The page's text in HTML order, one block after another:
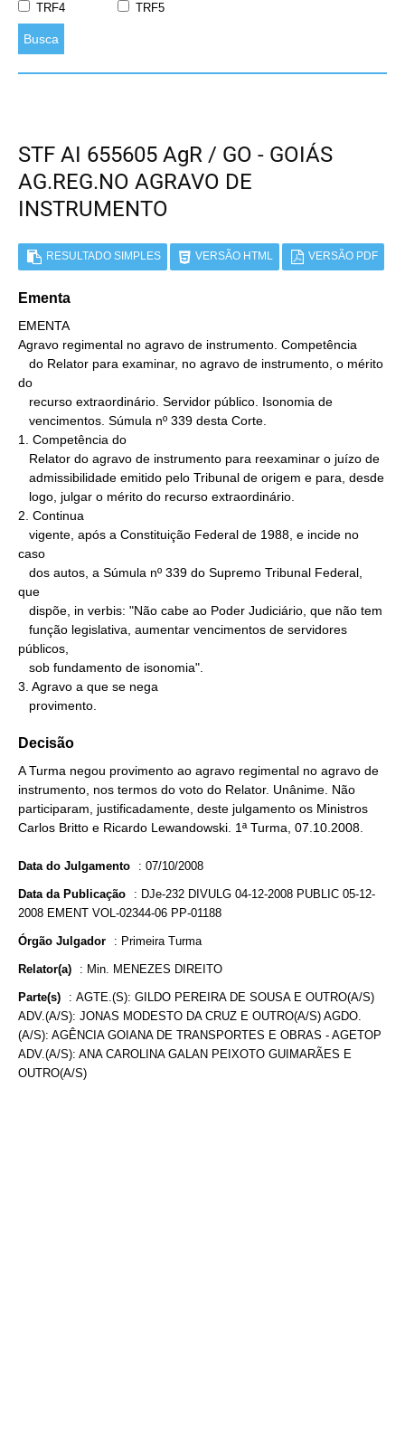
TRF4
TRF5
Busca
STF AI 655605 AgR / GO - GOIÁS
AG.REG.NO AGRAVO DE
INSTRUMENTO
RESULTADO SIMPLES VERSÃO HTML VERSÃO PDF
Ementa
EMENTA
Agravo regimental no agravo de instrumento. Competência
do
1. Competência do
2. Continua
caso
que
públicos,
3. Agravo a que se nega
   provimento.
Decisão
A Turma negou provimento ao agravo regimental no agravo de
instrumento, nos termos do voto do Relator. Unânime. Não
participaram, justificadamente, deste julgamento os Ministros
Carlos Britto e Ricardo Lewandowski. 1ª Turma, 07.10.2008.
Data do Julgamento : 07/10/2008
Data da Publicação : DJe-232 DIVULG 04-12-2008 PUBLIC 05-12-
2008 EMENT VOL-02344-06 PP-01188
Órgão Julgador : Primeira Turma
Relator(a) : Min. MENEZES DIREITO
Parte(s) : AGTE.(S): GILDO PEREIRA DE SOUSA E OUTRO(A/S)
ADV.(A/S): JONAS MODESTO DA CRUZ E OUTRO(A/S) AGDO.
(A/S): AGÊNCIA GOIANA DE TRANSPORTES E OBRAS - AGETOP
ADV.(A/S): ANA CAROLINA GALAN PEIXOTO GUIMARÃES E
OUTRO(A/S)